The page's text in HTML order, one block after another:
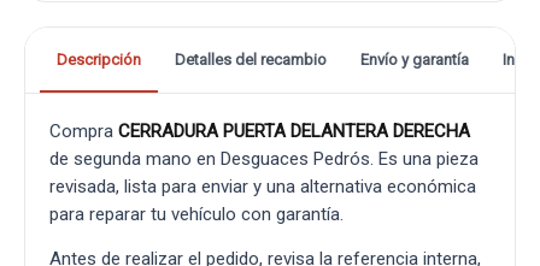
Descripción Detalles del recambio Envío y garantía
Compra CERRADURA PUERTA DELANTERA DERECHA
de segunda mano en Desguaces Pedrós. Es una pieza
revisada, lista para enviar y una alternativa económica
para reparar tu vehículo con garantía.
Antes de realizar el pedido, revisa la referencia interna,